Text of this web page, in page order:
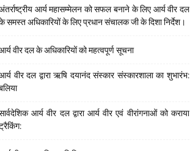
आर्य महासम्मेलन को सफल बनाने के लिए आर्य वीर दल
समस्त अधिकारियों के लिए प्रधान संचालक जी के दिशा निर्देश।
वीर दल के अधिकारियों को महत्वपूर्ण सूचना
वीर दल द्वारा ऋषि दयानंद संस्कार संस्कारशाला का शुभारंभ:
आर्य वीर दल द्वारा आर्य वीर एवं वीरांगनाओं को कराया